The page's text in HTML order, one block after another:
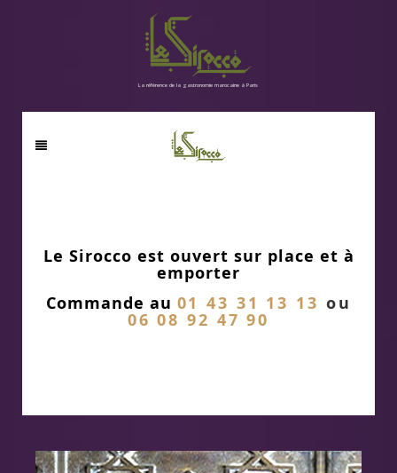
La référence de la gastronomie marocaine à Paris
Le Sirocco est ouvert sur place et à
emporter
Commande au 01 43 31 13 13 ou
06 08 92 47 90